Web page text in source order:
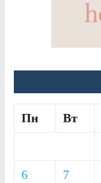
Пн Вт
6 7